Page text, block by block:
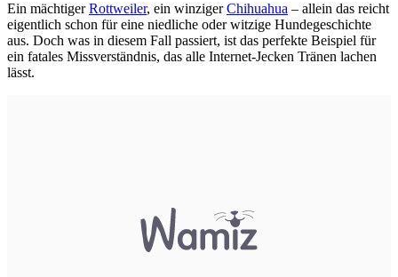
Ein mächtigerRottweiler, ein winzigerChihuahua – allein das reicht
eigentlich schon für eine niedliche oder witzige Hundegeschichte
aus. Doch was in diesem Fall passiert, ist das perfekte Beispiel für
ein fatales Missverständnis, das alle Internet-Jecken Tränen lachen
lässt.